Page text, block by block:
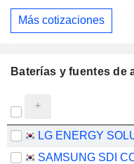
Más cotizaciones
Baterías y fuentes de
SAMSUNG SDI